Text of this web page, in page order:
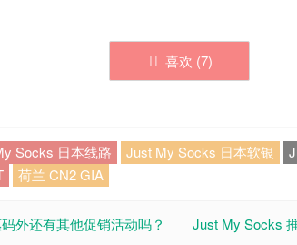
喜欢 (7)
Socks 日本线路 Just My Socks 日本软银
荷兰 CN2 GIA
外还有其他促销活动吗？ Just My Socks